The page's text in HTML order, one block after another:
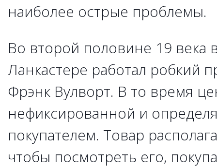
наиболее острые проблемы.
Во второй половине 19 века
Ланкастере работал робкий
Фрэнк Вулворт. В то время
нефиксированной и
покупателем. Товар
чтобы посмотреть его,